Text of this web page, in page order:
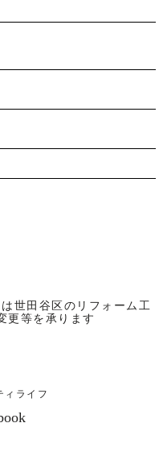
世田谷区のリフォーム工
更等を承ります
ィライフ